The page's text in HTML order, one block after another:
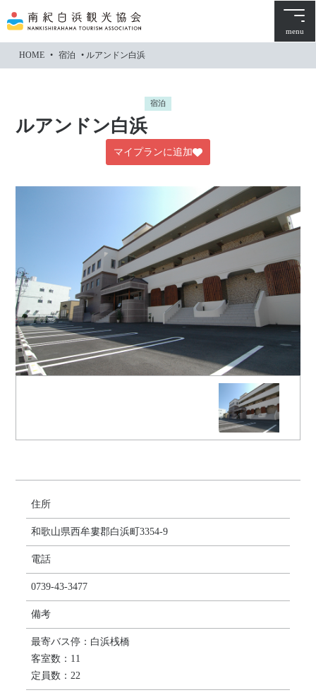
文
に
menu
HOME • 宿泊 • ルアンドン白浜
宿泊
ルアンドン白浜
マイプランに追加
住所
和歌山県西牟婁郡白浜町3354-9
電話
0739-43-3477
備考
最寄バス停：白浜桟橋
客室数：11
定員数：22